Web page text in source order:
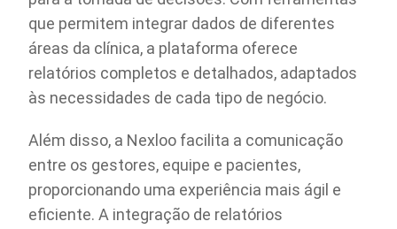
que permitem integrar dados de diferentes
áreas da clínica, a plataforma oferece
relatórios completos e detalhados, adaptados
às necessidades de cada tipo de negócio.
Além disso, a Nexloo facilita a comunicação
entre os gestores, equipe e pacientes,
proporcionando uma experiência mais ágil e
eficiente. A integração de relatórios